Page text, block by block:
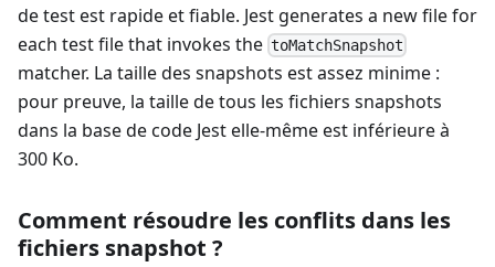
de test est rapide et fiable. Jest generates a new file for
each test file that invokes the toMatchSnapshot
matcher. La taille des snapshots est assez minime :
pour preuve, la taille de tous les fichiers snapshots
dans la base de code Jest elle-même est inférieure à
300 Ko.
Comment résoudre les conflits dans les
fichiers snapshot ?